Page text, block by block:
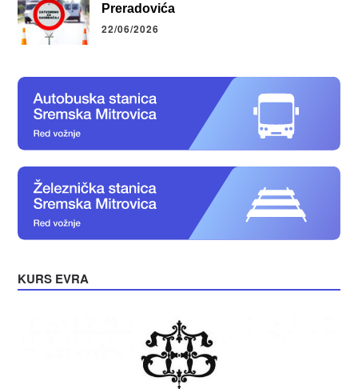
Preradovića
22/06/2026
KURS EVRA